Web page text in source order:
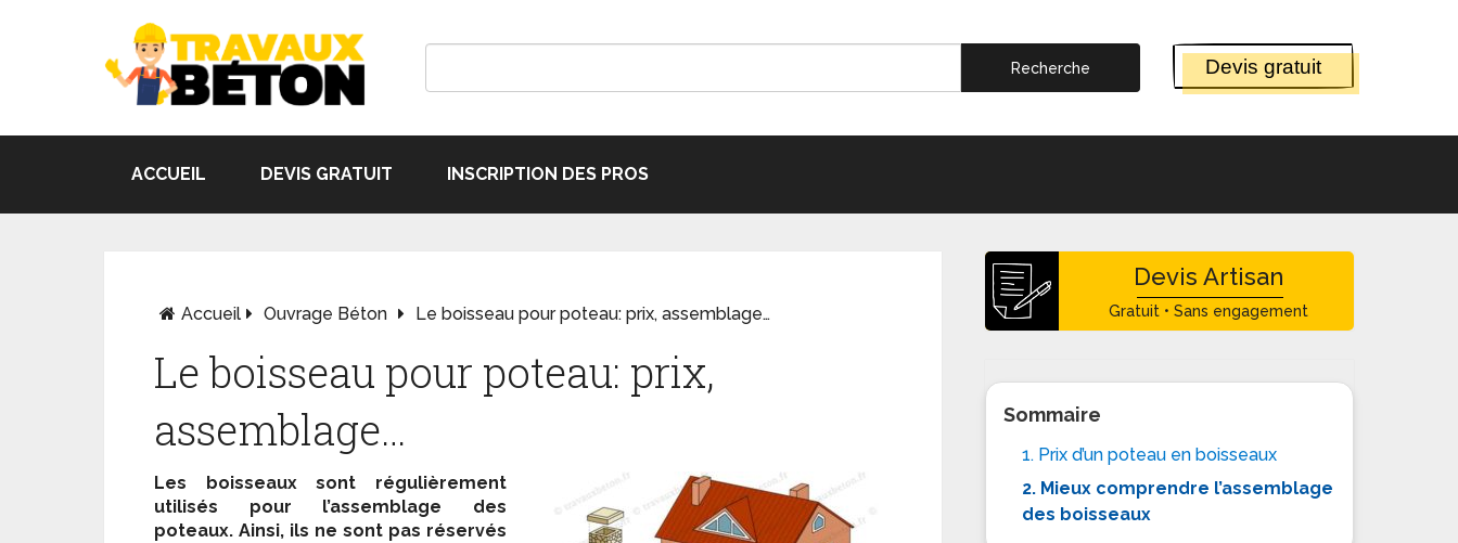
Devis gratuit
ACCUEIL DEVIS GRATUIT INSCRIPTION DES PROS
Accueil Ouvrage Béton Le boisseau pour poteau: prix, assemblage…
Le boisseau pour poteau: prix,
assemblage…
Les boisseaux sont régulièrement
utilisés pour l’assemblage des
poteaux. Ainsi, ils ne sont pas réservés
Devis Artisan
Gratuit • Sans engagement
Sommaire
1. Prix d’un poteau en boisseaux
2. Mieux comprendre l’assemblage
des boisseaux